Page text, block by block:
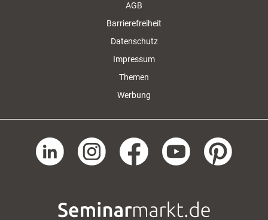
AGB
Barrierefreiheit
Datenschutz
Impressum
Themen
Werbung